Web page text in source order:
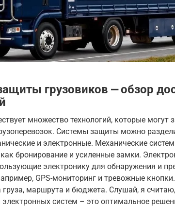
грузовиков ⎼ обзор
множество технологий, которые могут
Системы защиты можно
и электронные. Механические
бронирование и усиленные замки.
электронику для обнаружения и
GPS-мониторинг и тревожные
груза, маршрута и бюджета. Слушай, я
электронных систем – это оптимальное